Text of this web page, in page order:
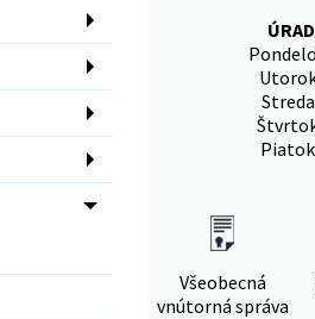
Všeobecná
vnútorná správa